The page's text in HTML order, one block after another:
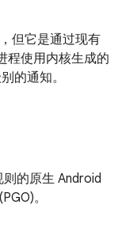
但它是通过现有
程使用内核生成的
的通知。
的原生 Android
。